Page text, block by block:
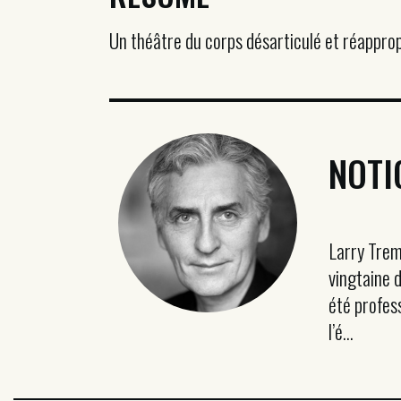
Un théâtre du corps désarticulé et
Larry
vingtaine
été
l’é...